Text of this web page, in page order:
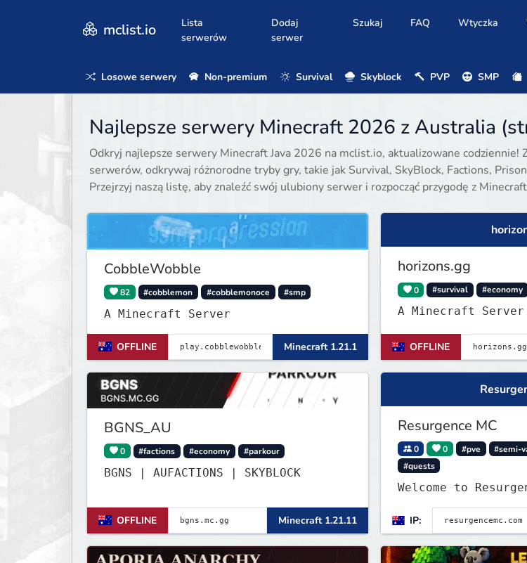
mclist.io
Lista
serwerów
Dodaj
serwer
Szukaj FAQ Wtyczka
Losowe serwery Non-premium Survival Skyblock PVP SMP
Najlepsze serwery Minecraft 2026 z Australia
Odkryj najlepsze serwery Minecraft Java 2026 na mclist.io, aktualizowane codziennie!
serwerów, odkrywaj różnorodne tryby gry, takie jak Survival, SkyBlock, Factions,
Przejrzyj naszą listę, aby znaleźć swój ulubiony serwer i rozpocząć przygodę z
CobbleWobble
82 #cobblemon #cobblemonoce #smp
A Minecraft Server
OFFLINE Minecraft 1.21.1
horizons.gg
0 #survival #economy
A Minecraft Server
OFFLINE
BGNS_AU
0 #factions #economy #parkour
BGNS | AUFACTIONS | SKYBLOCK
OFFLINE Minecraft 1.21.11
Resurgence MC
0 0 #pve #semi-
#quests
Welcome to
IP: